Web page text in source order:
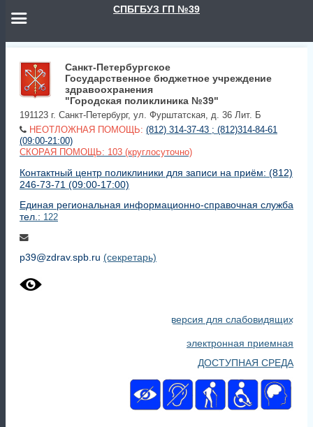
Санкт-Петербургское
Государственное бюджетное учреждение
здравоохранения
"Городская поликлиника №39"
191123 г. Санкт-Петербург, ул. Фурштатская, д. 36 Лит. Б
НЕОТЛОЖНАЯ ПОМОЩЬ: (812) 314-37-43 ; (812)314-84-61
(09:00-21:00)
СКОРАЯ ПОМОЩЬ: 103 (круглосуточно)
Контактный центр поликлиники для записи на приём: (812)
246-73-71 (09:00-17:00)
Единая региональная информационно-справочная служба
тел.: 122
p39@zdrav.spb.ru (секретарь)
версия для слабовидящих
электронная приемная
ДОСТУПНАЯ СРЕДА
СПБГБУЗ ГП №39